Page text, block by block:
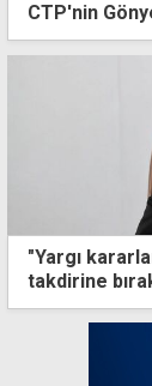
CTP'nin
"Yargı
takdirine